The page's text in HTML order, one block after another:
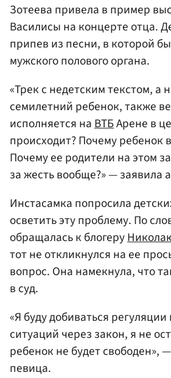
Зотеева привела в пример
Василисы на концерте отца.
припев из песни, в которой
мужского полового органа.
«Трек с недетским текстом, а
семилетний ребенок, также
исполняется наВТБАрене в
происходит? Почему ребенок
Почему ее родители на этом
за жесть вообще?» — заявила
Инстасамка попросила
осветить эту проблему. По
обращалась к блогеру
тот не откликнулся на ее
вопрос. Она намекнула, что
в суд.
«Я буду добиваться
ситуаций через закон, я не
ребенок не будет свободен»,
певица.